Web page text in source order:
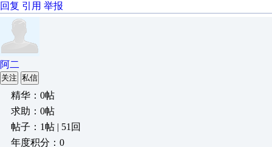
回复 引用 举报
阿二
关注 私信
精华：0帖
求助：0帖
帖子：1帖 | 51回
年度积分：0